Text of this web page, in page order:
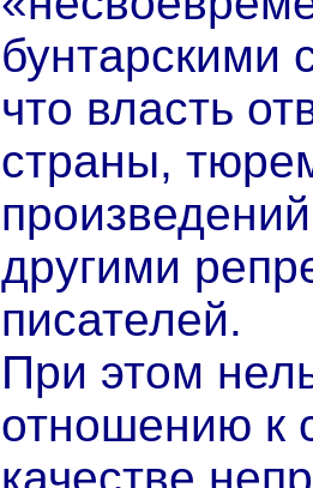
бунтарскими
что власть
страны,
другими
писателей.
При этом
отношению к
качестве